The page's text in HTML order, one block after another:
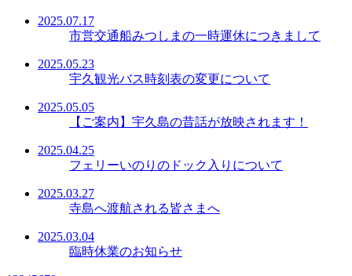
2025.07.17
市営交通船みつしまの一時運休につきまして
2025.05.23
宇久観光バス時刻表の変更について
2025.05.05
【ご案内】宇久島の昔話が放映されます！
2025.04.25
フェリーいのりのドック入りについて
2025.03.27
寺島へ渡航される皆さまへ
2025.03.04
臨時休業のお知らせ